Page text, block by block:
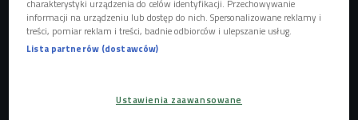
samemuciężko zaszufladkować jego twórczość czy
przynależność muzyczną . - Wiele rzeczy mi w duszy gra, a
charakterystyki urządzenia do celów identyfikacji. Przechowywanie
informacji na urządzeniu lub dostęp do nich. Spersonalizowane reklamy i
treści, pomiar reklam i treści, badnie odbiorców i ulepszanie usług.
Lista partnerów (dostawców)
Ustawienia zaawansowane